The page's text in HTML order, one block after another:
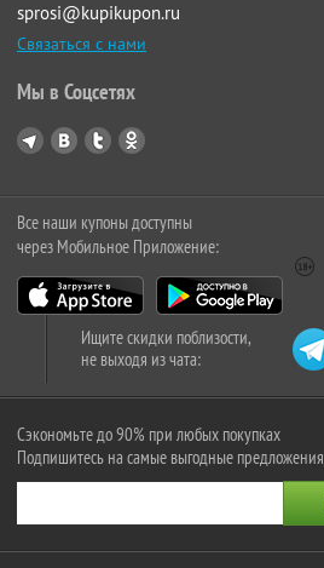
sprosi@kupikupon.ru
Связаться с нами
Мы в Соцсетях
Все наши купоны доступны
через Мобильное Приложение:
Ищите скидки поблизости,
не выходя из чата:
Сэкономьте до 90% при любых покупках
Подпишитесь на самые выгодные предложения